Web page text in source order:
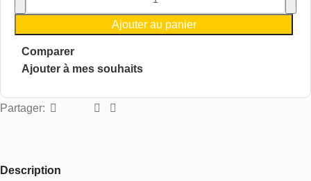
Ajouter au panier
Comparer
Ajouter à mes souhaits
Partager:
Description